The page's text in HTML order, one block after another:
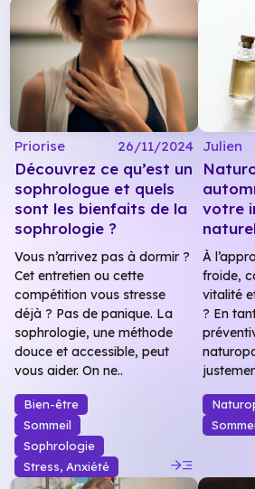
Priorise 26/11/2024
Découvrez ce qu’est un
sophrologue et quels
sont les bienfaits de la
sophrologie ?
Vous n’arrivez pas à dormir ?
Cet entretien ou cette
compétition vous stresse
déjà ? Pas de panique. La
sophrologie, une méthode
douce et accessible, peut
vous aider. On ne..
Bien-être
Sommeil
Sophrologie
Stress, Anxiété
read_more
Julien
votre
À
froide,
vitalité
? En